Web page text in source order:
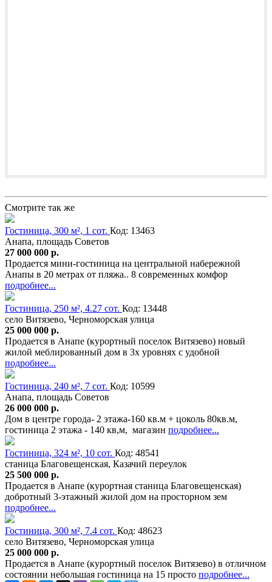
Смотрите так же
Гостиница, 300 м², 1 сот. Код: 13463
Анапа, площадь Советов
27 000 000 р.
Продается мини-гостиница на центральной набережной
Анапы в 20 метрах от пляжа.. 8 современных комфор
подробнее...
Гостиница, 250 м², 4.27 сот. Код: 13448
село Витязево, Черноморская улица
25 000 000 р.
Продается в Анапе (курортный поселок Витязево) новый
жилой меблированный дом в 3х уровнях с удобной
подробнее...
Гостиница, 240 м², 7 сот. Код: 10599
Анапа, площадь Советов
26 000 000 р.
Дом в центре города- 2 этажа-160 кв.м + цоколь 80кв.м,
гостиница 2 этажа - 140 кв,м, магазин подробнее...
Гостиница, 324 м², 10 сот. Код: 48541
станица Благовещенская, Казачий переулок
25 500 000 р.
Продается в Анапе (курортная станица Благовещенская)
добротный 3-этажный жилой дом на просторном зем
подробнее...
Гостиница, 300 м², 7.4 сот. Код: 48623
село Витязево, Черноморская улица
25 000 000 р.
Продается в Анапе (курортный поселок Витязево) в отличном
состоянии небольшая гостиница на 15 просто подробнее...